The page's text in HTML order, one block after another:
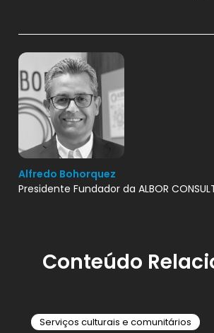
Alfredo Bohorquez
Presidente Fundador da ALBOR
Conteúdo
Serviços culturais e comunitários